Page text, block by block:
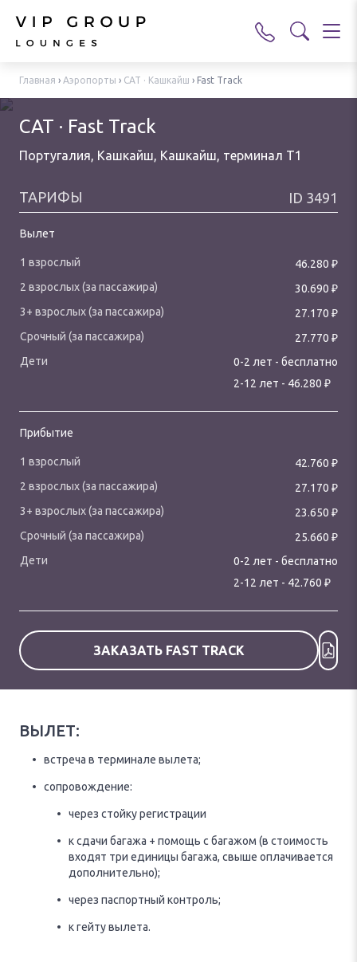
Главная › Аэропорты › CAT · Кашкайш › Fast Track
CAT · Fast Track
Португалия, Кашкайш, Кашкайш, терминал T1
ТАРИФЫ ID 3491
Вылет
46.280 ₽
30.690 ₽
27.170 ₽
27.770 ₽
0-2 лет - бесплатно
2-12 лет - 46.280 ₽
Прибытие
42.760 ₽
27.170 ₽
23.650 ₽
25.660 ₽
0-2 лет - бесплатно
2-12 лет - 42.760 ₽
ЗАКАЗАТЬ FAST TRACK
ВЫЛЕТ:
встреча в терминале вылета;
сопровождение:
через стойку регистрации
к сдачи багажа + помощь с багажом (в стоимость
входят три единицы багажа, свыше оплачивается
дополнительно);
через паспортный контроль;
к гейту вылета.